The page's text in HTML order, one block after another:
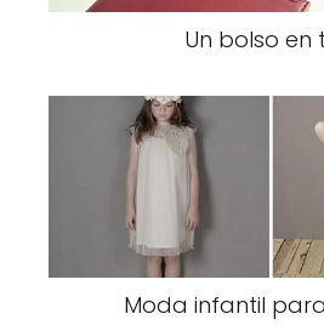
Un bolso en
Moda infantil